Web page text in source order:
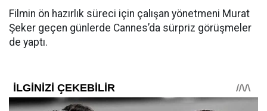
Filmin ön hazırlık süreci için çalışan yönetmeni Murat
Şeker geçen günlerde Cannes’da sürpriz görüşmeler
de yaptı.